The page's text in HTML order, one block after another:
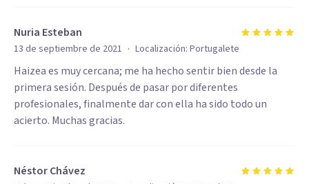
Nuria Esteban
13 de septiembre de 2021 · Localización: Portugalete
Haizea es muy cercana; me ha hecho sentir bien desde la
primera sesión. Después de pasar por diferentes
profesionales, finalmente dar con ella ha sido todo un
acierto. Muchas gracias.
Néstor Chávez